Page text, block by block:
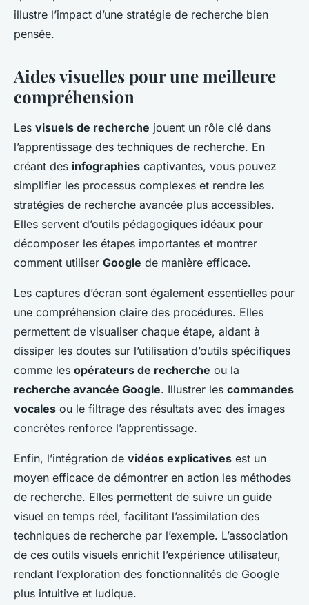
illustre l’impact d’une stratégie de recherche bien
pensée.
Aides visuelles pour une meilleure
compréhension
Les visuels de recherche jouent un rôle clé dans
l’apprentissage des techniques de recherche. En
créant des infographies captivantes, vous pouvez
simplifier les processus complexes et rendre les
stratégies de recherche avancée plus accessibles.
Elles servent d’outils pédagogiques idéaux pour
décomposer les étapes importantes et montrer
comment utiliser Google de manière efficace.
Les captures d’écran sont également essentielles pour
une compréhension claire des procédures. Elles
permettent de visualiser chaque étape, aidant à
dissiper les doutes sur l’utilisation d’outils spécifiques
comme les opérateurs de recherche ou la
recherche avancée Google. Illustrer les commandes
vocales ou le filtrage des résultats avec des images
concrètes renforce l’apprentissage.
Enfin, l’intégration de vidéos explicatives est un
moyen efficace de démontrer en action les méthodes
de recherche. Elles permettent de suivre un guide
visuel en temps réel, facilitant l’assimilation des
techniques de recherche par l’exemple. L’association
de ces outils visuels enrichit l’expérience utilisateur,
rendant l’exploration des fonctionnalités de Google
plus intuitive et ludique.